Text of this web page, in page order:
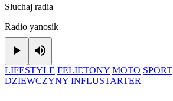
Słuchaj radia
Radio yanosik
Play
LIFESTYLE FELIETONY MOTO SPORT
DZIEWCZYNY INFLUSTARTER